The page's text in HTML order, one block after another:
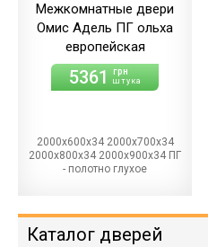
Межкомнатные двери
Омис Адель ПГ ольха
европейская
5361 грн
штука
2000х600х34 2000х700х34
2000х800х34 2000х900х34 ПГ
- полотно глухое
Каталог дверей